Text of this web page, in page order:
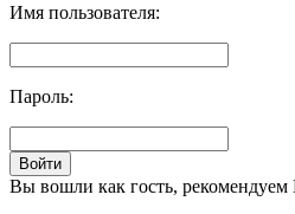
Имя пользователя:
Пароль:
Вы вошли как гость, рекомендуем